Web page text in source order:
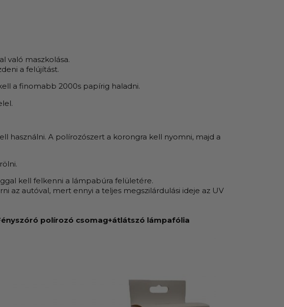
való maszkolása.
a felújítást.
a finomabb 2000s papírig haladni.
használni. A polírozószert a korongra kell nyomni, majd a
kell felkenni a lámpabúra felületére.
az autóval, mert ennyi a teljes megszilárdulási ideje az UV
polírozó csomag+átlátszó lámpafólia